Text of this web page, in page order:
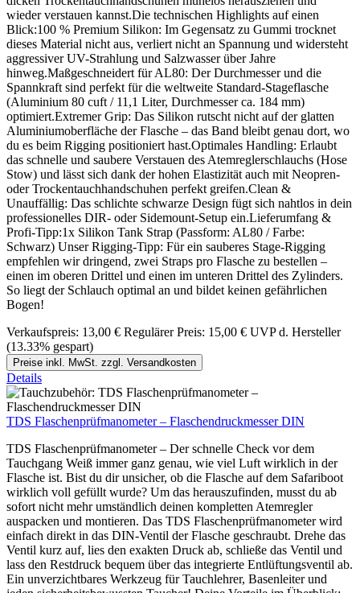
wieder verstauen kannst.Die technischen Highlights auf einen
Blick:100 % Premium Silikon: Im Gegensatz zu Gummi trocknet
dieses Material nicht aus, verliert nicht an Spannung und widersteht
aggressiver UV-Strahlung und Salzwasser über Jahre
hinweg.Maßgeschneidert für AL80: Der Durchmesser und die
Spannkraft sind perfekt für die weltweite Standard-Stageflasche
(Aluminium 80 cuft / 11,1 Liter, Durchmesser ca. 184 mm)
optimiert.Extremer Grip: Das Silikon rutscht nicht auf der glatten
Aluminiumoberfläche der Flasche – das Band bleibt genau dort, wo
du es beim Rigging positioniert hast.Optimales Handling: Erlaubt
das schnelle und saubere Verstauen des Atemreglerschlauchs (Hose
Stow) und lässt sich dank der hohen Elastizität auch mit Neopren-
oder Trockentauchhandschuhen perfekt greifen.Clean &
Unauffällig: Das schlichte schwarze Design fügt sich nahtlos in dein
professionelles DIR- oder Sidemount-Setup ein.Lieferumfang &
Profi-Tipp:1x Silikon Tank Strap (Passform: AL80 / Farbe:
Schwarz) Unser Rigging-Tipp: Für ein sauberes Stage-Rigging
empfehlen wir dringend, zwei Straps pro Flasche zu bestellen –
einen im oberen Drittel und einen im unteren Drittel des Zylinders.
So liegt der Schlauch optimal an und bildet keinen gefährlichen
Bogen!
Verkaufspreis: 13,00 € Regulärer Preis: 15,00 € UVP d. Hersteller
(13.33% gespart)
Preise inkl. MwSt. zzgl. Versandkosten
Details
TDS Flaschenprüfmanometer – Flaschendruckmesser DIN
TDS Flaschenprüfmanometer – Der schnelle Check vor dem
Tauchgang Weiß immer ganz genau, wie viel Luft wirklich in der
Flasche ist. Bist du dir unsicher, ob die Flasche auf dem Safariboot
wirklich voll gefüllt wurde? Um das herauszufinden, musst du ab
sofort nicht mehr umständlich deinen kompletten Atemregler
auspacken und montieren. Das TDS Flaschenprüfmanometer wird
einfach direkt in das DIN-Ventil der Flasche geschraubt. Drehe das
Ventil kurz auf, lies den exakten Druck ab, schließe das Ventil und
lass den Restdruck bequem über das integrierte Entlüftungsventil ab.
Ein unverzichtbares Werkzeug für Tauchlehrer, Basenleiter und